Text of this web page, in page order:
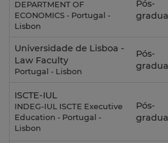
DEPARTMENT OF
ECONOMICS - Portugal -
Lisbon
Pós-
Universidade de Lisboa -
Law Faculty
Portugal - Lisbon
Pós-
ISCTE-IUL
INDEG-IUL ISCTE Executive
Education - Portugal -
Lisbon
Pós-